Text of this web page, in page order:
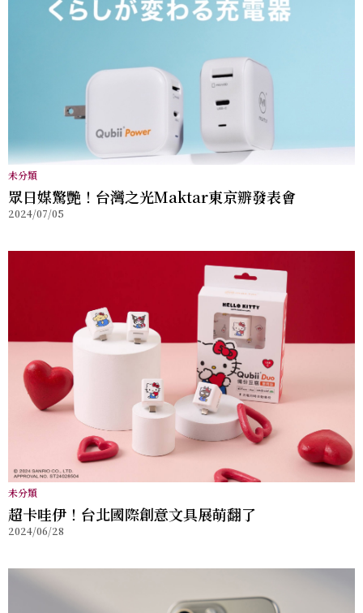
未分類
眾日媒驚艷！台灣之光Maktar東京辧發表會
2024/07/05
未分類
超卡哇伊！台北國際創意文具展萌翻了
2024/06/28